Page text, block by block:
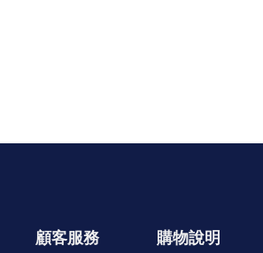
顧客服務 購物說明